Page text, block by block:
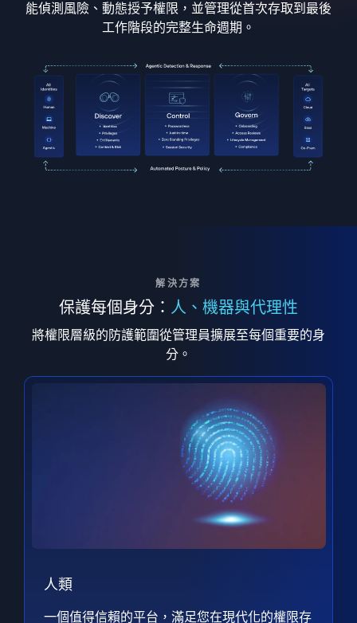
能偵測風險、動態授予權限，並管理從首次存取到最後
工作階段的完整生命週期。
解決方案
保護每個身分： 人、機器與代理性
將權限層級的防護範圍從管理員擴展至每個重要的身
分。
人類
一個值得信賴的平台，滿足您在現代化的權限存